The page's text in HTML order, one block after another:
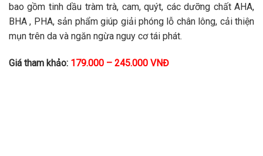
bao gồm tinh dầu tràm trà, cam, quýt, các dưỡng chất AHA,
BHA , PHA, sản phẩm giúp giải phóng lỗ chân lông, cải thiện
mụn trên da và ngăn ngừa nguy cơ tái phát.
Giá tham khảo: 179.000 – 245.000 VNĐ